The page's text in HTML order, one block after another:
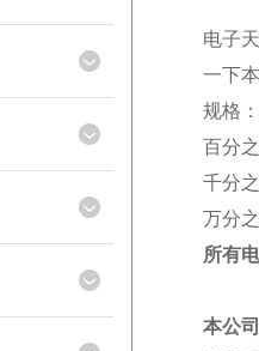
电子
一下
规格
百分
千分
万分
所有
本公